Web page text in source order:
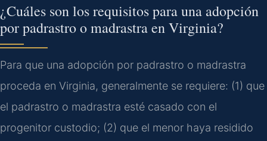
¿Cuáles son los requisitos para una adopción
por padrastro o madrastra en Virginia?
Para que una adopción por padrastro o madrastra
proceda en Virginia, generalmente se requiere: (1) que
el padrastro o madrastra esté casado con el
progenitor custodio; (2) que el menor haya residido